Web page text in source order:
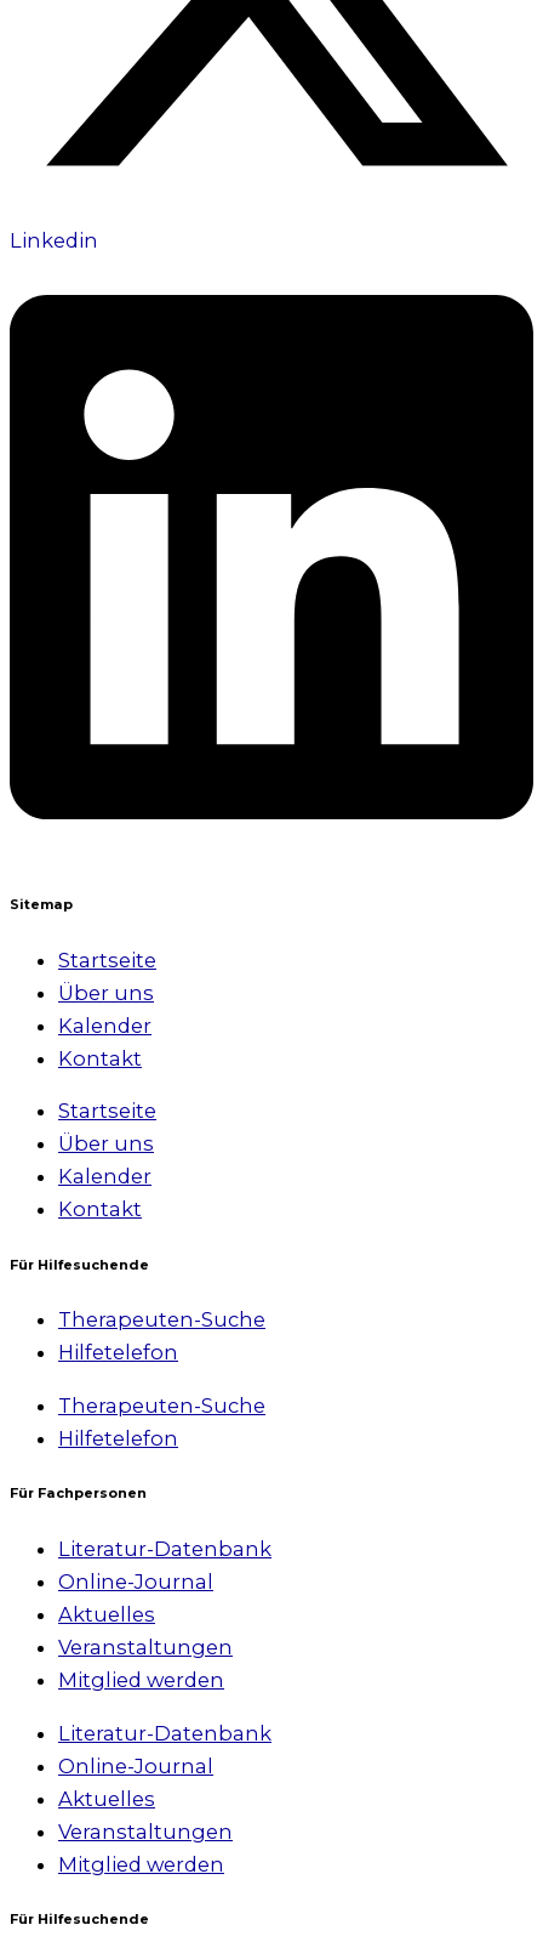
Linkedin
Sitemap
Startseite
Über uns
Kalender
Kontakt
Startseite
Über uns
Kalender
Kontakt
Für Hilfesuchende
Therapeuten-Suche
Hilfetelefon
Therapeuten-Suche
Hilfetelefon
Für Fachpersonen
Literatur-Datenbank
Online-Journal
Aktuelles
Veranstaltungen
Mitglied werden
Literatur-Datenbank
Online-Journal
Aktuelles
Veranstaltungen
Mitglied werden
Für Hilfesuchende